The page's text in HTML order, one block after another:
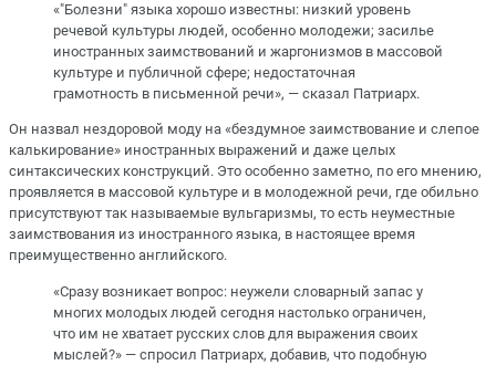
«"Болезни" языка хорошо известны: низкий уровень
речевой культуры людей, особенно молодежи; засилье
иностранных заимствований и жаргонизмов в массовой
культуре и публичной сфере; недостаточная
грамотность в письменной речи», — сказал Патриарх.
Он назвал нездоровой моду на «бездумное заимствование и слепое
калькирование» иностранных выражений и даже целых
синтаксических конструкций. Это особенно заметно, по его мнению,
проявляется в массовой культуре и в молодежной речи, где обильно
присутствуют так называемые вульгаризмы, то есть неуместные
заимствования из иностранного языка, в настоящее время
преимущественно английского.
«Сразу возникает вопрос: неужели словарный запас у
многих молодых людей сегодня настолько ограничен,
что им не хватает русских слов для выражения своих
мыслей?» — спросил Патриарх, добавив, что подобную